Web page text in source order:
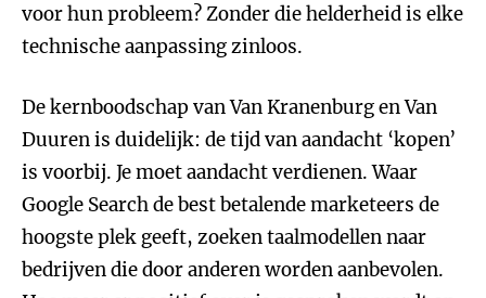
voor hun probleem? Zonder die helderheid is elke
technische aanpassing zinloos.
De kernboodschap van Van Kranenburg en Van
Duuren is duidelijk: de tijd van aandacht ‘kopen’
is voorbij. Je moet aandacht verdienen. Waar
Google Search de best betalende marketeers de
hoogste plek geeft, zoeken taalmodellen naar
bedrijven die door anderen worden aanbevolen.